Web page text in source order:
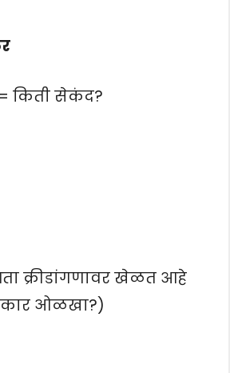
= किती सेकंद?
क्रीडांगणावर खेळत आहे
ओळखा?)